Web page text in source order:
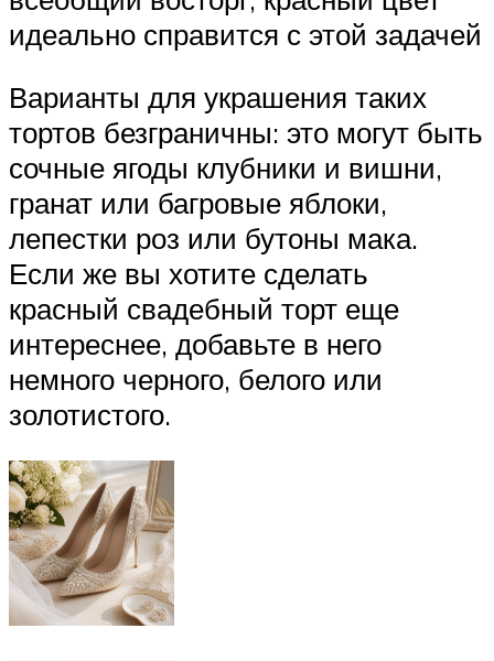
идеально справится с этой задачей
Варианты для украшения таких
тортов безграничны: это могут быть
сочные ягоды клубники и вишни,
гранат или багровые яблоки,
лепестки роз или бутоны мака.
Если же вы хотите сделать
красный свадебный торт еще
интереснее, добавьте в него
немного черного, белого или
золотистого.